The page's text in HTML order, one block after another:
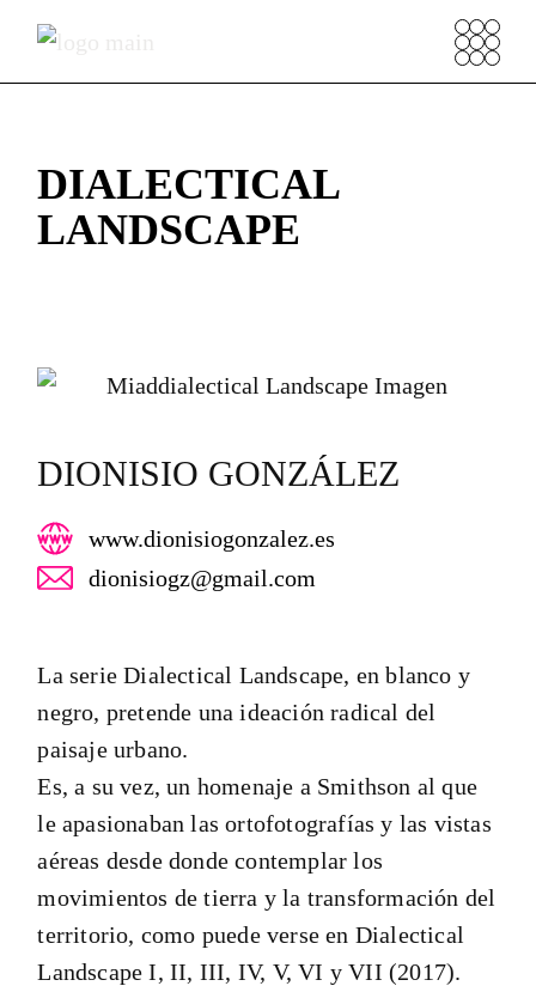
DIALECTICAL
LANDSCAPE
DIONISIO GONZÁLEZ
www.dionisiogonzalez.es
dionisiogz@gmail.com
La serie Dialectical Landscape, en blanco y
negro, pretende una ideación radical del
paisaje urbano.
Es, a su vez, un homenaje a Smithson al que
le apasionaban las ortofotografías y las vistas
aéreas desde donde contemplar los
movimientos de tierra y la transformación del
territorio, como puede verse en Dialectical
Landscape I, II, III, IV, V, VI y VII (2017).